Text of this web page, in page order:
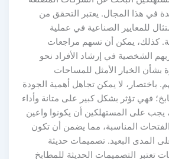
المجال. يعتبر التحقق من
الصناعية في عملية
يمكن أن تسهم مراجعات
في إرشاد الأفراد نحو
الأمثل للمساحات
لا يمكن تجاهل أهمية الجودة
بشكل كبير على متانة وأداء
المستهلكين أن يكونوا واعين
المناسبة، مما يضمن أن تكون
البعيد. تصميمات حديثة
التصميمات الحديثة للمطابخ